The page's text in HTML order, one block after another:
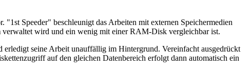
Speeder" beschleunigt das Arbeiten mit externen Speichermedien
verwaltet wird und ein wenig mit einer RAM-Disk vergleichbar ist.
erledigt seine Arbeit unauffällig im Hintergrund. Vereinfacht ausgedrückt
auf den gleichen Datenbereich erfolgt dann automatisch ein